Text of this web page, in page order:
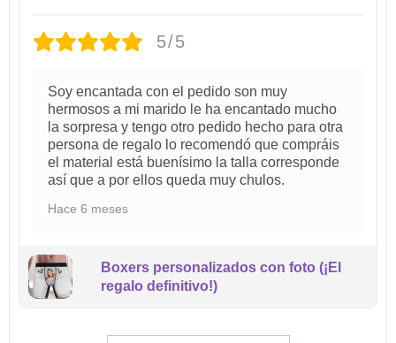
5/5
Soy encantada con el pedido son muy
hermosos a mi marido le ha encantado mucho
la sorpresa y tengo otro pedido hecho para otra
persona de regalo lo recomendó que compráis
el material está buenísimo la talla corresponde
así que a por ellos queda muy chulos.
Hace 6 meses
Boxers personalizados con foto (¡El
regalo definitivo!)